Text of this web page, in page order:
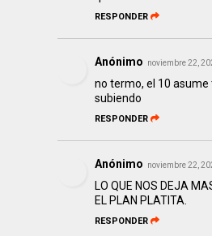
RESPONDER
Anónimo noviembre 22,
no termo, el 10
subiendo
RESPONDER
Anónimo noviembre 22,
LO QUE NOS DEJA
EL PLAN PLATITA.
RESPONDER